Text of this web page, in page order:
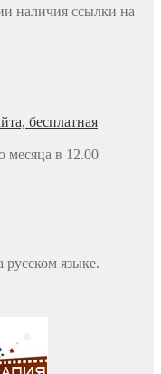
наличия ссылки на
месяца в 12.00
языке.